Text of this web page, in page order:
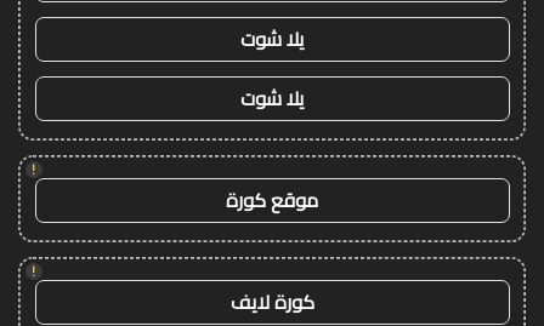
يلا شوت
يلا شوت
!
موقع كورة
!
كورة لايف